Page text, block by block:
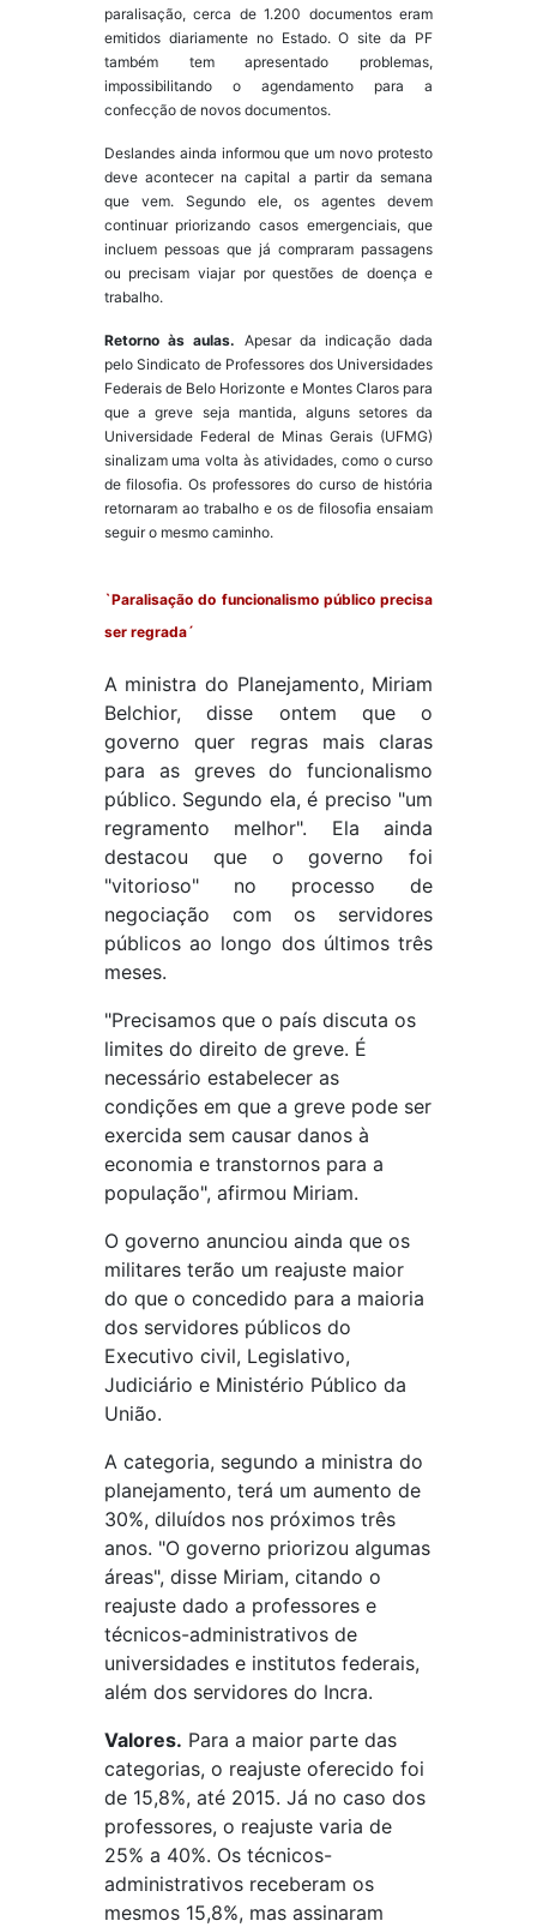
paralisação, cerca de 1.200 documentos eram
emitidos diariamente no Estado. O site da PF
também tem apresentado problemas,
impossibilitando o agendamento para a
confecção de novos documentos.
Deslandes ainda informou que um novo protesto
deve acontecer na capital a partir da semana
que vem. Segundo ele, os agentes devem
continuar priorizando casos emergenciais, que
incluem pessoas que já compraram passagens
ou precisam viajar por questões de doença e
trabalho.
Retorno às aulas. Apesar da indicação dada
pelo Sindicato de Professores dos Universidades
Federais de Belo Horizonte e Montes Claros para
que a greve seja mantida, alguns setores da
Universidade Federal de Minas Gerais (UFMG)
sinalizam uma volta às atividades, como o curso
de filosofia. Os professores do curso de história
retornaram ao trabalho e os de filosofia ensaiam
seguir o mesmo caminho.
`Paralisação do funcionalismo público precisa
ser regrada´
A ministra do Planejamento, Miriam
Belchior, disse ontem que o
governo quer regras mais claras
para as greves do funcionalismo
público. Segundo ela, é preciso "um
regramento melhor". Ela ainda
destacou que o governo foi
"vitorioso" no processo de
negociação com os servidores
públicos ao longo dos últimos três
meses.
"Precisamos que o país discuta os
limites do direito de greve. É
necessário estabelecer as
condições em que a greve pode ser
exercida sem causar danos à
economia e transtornos para a
população", afirmou Miriam.
O governo anunciou ainda que os
militares terão um reajuste maior
do que o concedido para a maioria
dos servidores públicos do
Executivo civil, Legislativo,
Judiciário e Ministério Público da
União.
A categoria, segundo a ministra do
planejamento, terá um aumento de
30%, diluídos nos próximos três
anos. "O governo priorizou algumas
áreas", disse Miriam, citando o
reajuste dado a professores e
técnicos-administrativos de
universidades e institutos federais,
além dos servidores do Incra.
Valores. Para a maior parte das
categorias, o reajuste oferecido foi
de 15,8%, até 2015. Já no caso dos
professores, o reajuste varia de
25% a 40%. Os técnicos-
administrativos receberam os
mesmos 15,8%, mas assinaram